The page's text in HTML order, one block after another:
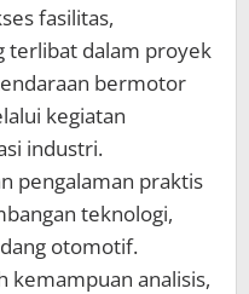
fasilitas,
terlibat dalam proyek
bermotor
kegiatan
industri.
pengalaman praktis
teknologi,
otomotif.
kemampuan analisis,